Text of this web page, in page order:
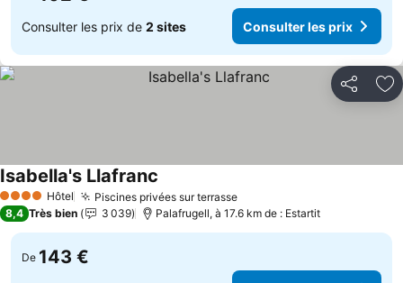
Consulter les prix de 2 sites Consulter les prix
Partager
4 Étoiles Hôtel Piscines privées sur terrasseConsulter les prix
Isabella's Llafranc
8,4 Très bien 3 039 Palafrugell, à 17.6 km de : Estartit
De 143 €